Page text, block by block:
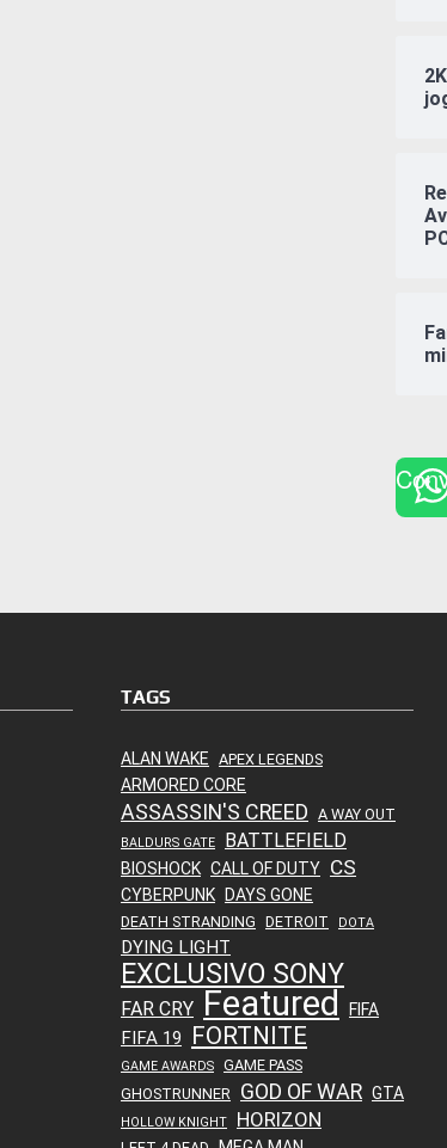
TAGS
ALAN WAKE APEX LEGENDS
ARMORED CORE
ASSASSIN'S CREED A WAY OUT
BALDURS GATE BATTLEFIELD
BIOSHOCK CALL OF DUTY CS
CYBERPUNK DAYS GONE
DEATH STRANDING DETROIT DOTA
DYING LIGHT
EXCLUSIVO SONY
FAR CRY Featured FIFA
FIFA 19 FORTNITE
GAME AWARDS
GAME PASS
GHOSTRUNNER GOD OF WAR GTA
HOLLOW KNIGHT HORIZON